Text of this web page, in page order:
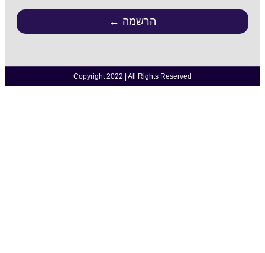
הרשמה ←
Copyright 2022 | All Rights Reserved